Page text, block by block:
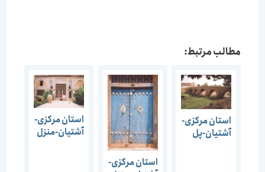
مطالب مرتبط:
استان مرکزی-
آشتیان-پل
استان مرکزی-
استان مرکزی-
آشتیان-منزل